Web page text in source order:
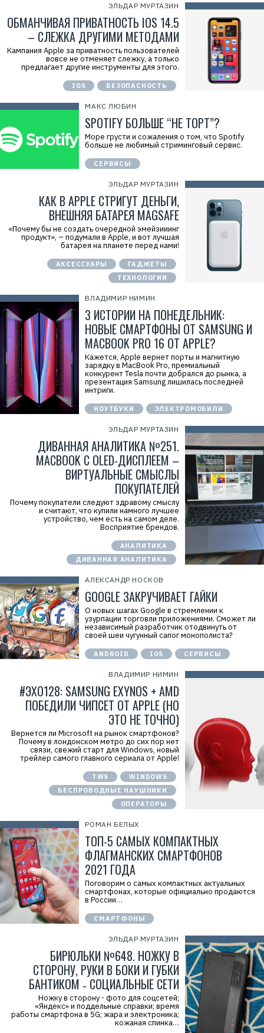
ЭЛЬДАР МУРТАЗИН
ОБМАНЧИВАЯ ПРИВАТНОСТЬ IOS 14.5
– СЛЕЖКА ДРУГИМИ МЕТОДАМИ
Кампания Apple за приватность пользователей
вовсе не отменяет слежку, а только
предлагает другие инструменты для этого.
IOS БЕЗОПАСНОСТЬ
МАКС ЛЮБИН
SPOTIFY БОЛЬШЕ “НЕ ТОРТ”?
Море грусти и сожаления о том, что Spotify
больше не любимый стриминговый сервис.
СЕРВИСЫ
ЭЛЬДАР МУРТАЗИН
КАК В APPLE СТРИГУТ ДЕНЬГИ,
ВНЕШНЯЯ БАТАРЕЯ MAGSAFE
«Почему бы не создать очередной эмейзииинг
продукт», – подумали в Apple, и вот лучшая
батарея на планете перед нами!
АКСЕССУАРЫ
ГАДЖЕТЫ
ТЕХНОЛОГИИ
ВЛАДИМИР НИМИН
3 ИСТОРИИ НА ПОНЕДЕЛЬНИК:
НОВЫЕ СМАРТФОНЫ ОТ SAMSUNG И
MACBOOK PRO 16 ОТ APPLE?
Кажется, Apple вернет порты и магнитную
зарядку в MacBook Pro, премиальный
конкурент Tesla почти добрался до рынка, а
презентация Samsung лишилась последней
интриги.
НОУТБУКИ ЭЛЕКТРОМОБИЛИ
ЭЛЬДАР МУРТАЗИН
ДИВАННАЯ АНАЛИТИКА №251.
MACBOOK С OLED-ДИСПЛЕЕМ –
ВИРТУАЛЬНЫЕ СМЫСЛЫ
ПОКУПАТЕЛЕЙ
Почему покупатели следуют здравому смыслу
и считают, что купили намного лучшее
устройство, чем есть на самом деле.
Восприятие брендов.
АНАЛИТИКА
ДИВАННАЯ АНАЛИТИКА
АЛЕКСАНДР НОСКОВ
GOOGLE ЗАКРУЧИВАЕТ ГАЙКИ
О новых шагах Google в стремлении к
узурпации торговли приложениями. Сможет ли
независимый разработчик отодвинуть от
своей шеи чугунный сапог монополиста?
ANDROID IOS СЕРВИСЫ
ВЛАДИМИР НИМИН
#ЭХО128: SAMSUNG EXYNOS + AMD
ПОБЕДИЛИ ЧИПСЕТ ОТ APPLE (НО
ЭТО НЕ ТОЧНО)
Вернется ли Microsoft на рынок смартфонов?
Почему в лондонском метро до сих пор нет
связи, свежий старт для Windows, новый
трейлер самого главного сериала от Apple!
TWS
WINDOWS
БЕСПРОВОДНЫЕ НАУШНИКИ
ОПЕРАТОРЫ
РОМАН БЕЛЫХ
ТОП-5 САМЫХ КОМПАКТНЫХ
ФЛАГМАНСКИХ СМАРТФОНОВ
2021 ГОДА
Поговорим о самых компактных актуальных
смартфонах, которые официально продаются
в России…
СМАРТФОНЫ
ЭЛЬДАР МУРТАЗИН
БИРЮЛЬКИ №648. НОЖКУ В
СТОРОНУ, РУКИ В БОКИ И ГУБКИ
БАНТИКОМ ‑ СОЦИАЛЬНЫЕ СЕТИ
Ножку в сторону - фото для соцсетей;
«Яндекс» и поддельные справки; время
работы смартфона в 5G; жара и электроника;
кожаная спинка…